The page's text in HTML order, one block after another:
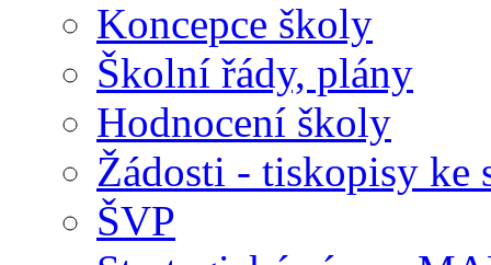
Koncepce školy
Školní řády, plány
Hodnocení školy
Žádosti - tiskopisy ke
ŠVP